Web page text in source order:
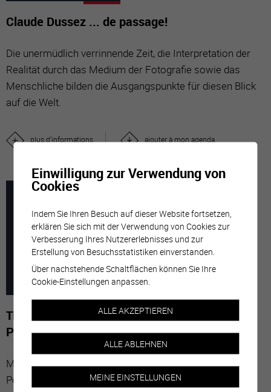
Claude Dussez ... de passage!
Die unermüdlich verrinnende Zeit, die Interpretation der
Realität durch das Medium der Fotografie sowie das
Menschliche bilden die Ausgangspunkte für diesen Blick
auf die Welt.
plus d'informations ajouter à mon agenda
7 -29
MARZ NOVE
2026
The Stars' Share - Fotografien von Gérard-
Philippe Mabillard
Mit “The Stars’ Share” bringt der Walliser Wein
Persönlichkeiten aus aller Welt zusammen
Einwilligung zur Verwendung von
Cookies
Indem Sie Ihren Besuch auf dieser Website fortsetzen,
erklären Sie sich mit der Verwendung von Cookies zur
Verbesserung Ihres Nutzererlebnisses und zur
Erstellung von Besuchsstatistiken einverstanden.
Über nachstehende Schaltflächen können Sie Ihre
Cookie-Einstellungen anpassen.
ALLE AKZEPTIEREN
ALLE ABLEHNEN
MEINE EINSTELLUNGEN